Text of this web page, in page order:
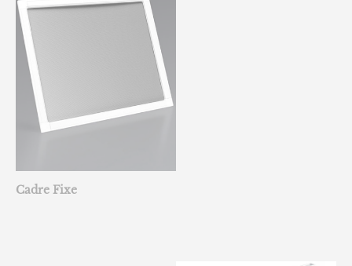
Cadre Fixe